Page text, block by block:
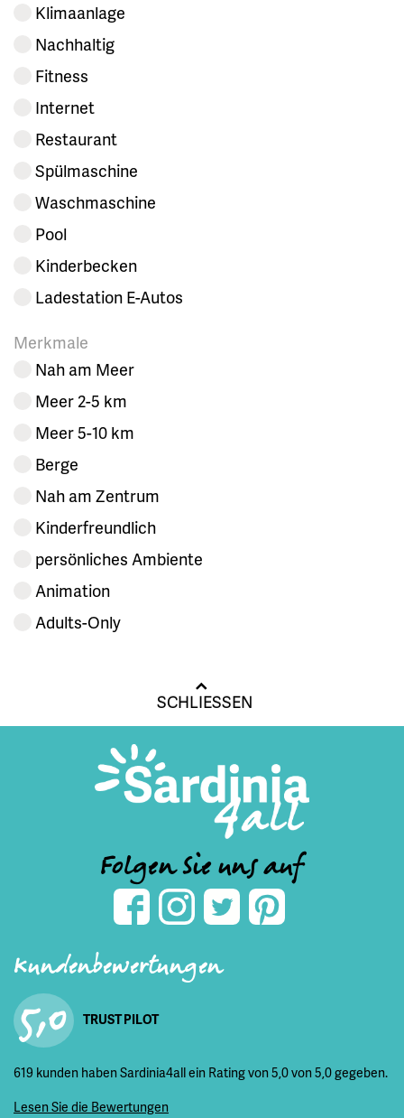
Klimaanlage
Nachhaltig
Fitness
Internet
Restaurant
Spülmaschine
Waschmaschine
Pool
Kinderbecken
Ladestation E-Autos
Merkmale
Nah am Meer
Meer 2-5 km
Meer 5-10 km
Berge
Nah am Zentrum
Kinderfreundlich
persönliches Ambiente
Animation
Adults-Only
SCHLIESSEN
Folgen Sie uns auf
Kundenbewertungen
5,0 TRUST PILOT
619 kunden haben Sardinia4all ein Rating von 5,0 von 5,0 gegeben.
Lesen Sie die Bewertungen